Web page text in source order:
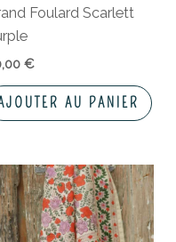
Foulard Scarlett
€
AU PANIER